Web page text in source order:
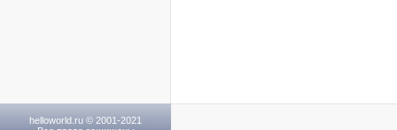
helloworld.ru © 2001-2021